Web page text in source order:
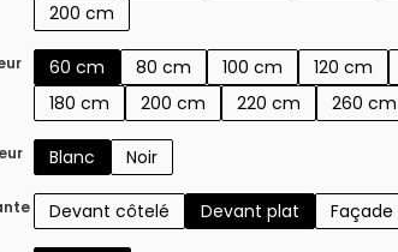
200 cm
60 cm 80 cm 100 cm 120 cm
180 cm
200 cm 220 cm 260 cm
Blanc Noir
Devant côtelé Devant plat